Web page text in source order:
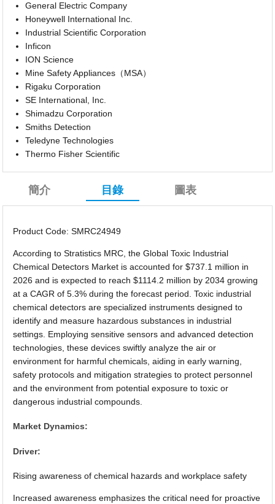
General Electric Company
Honeywell International Inc.
Industrial Scientific Corporation
Inficon
ION Science
Mine Safety Appliances（MSA）
Rigaku Corporation
SE International, Inc.
Shimadzu Corporation
Smiths Detection
Teledyne Technologies
Thermo Fisher Scientific
簡介 目錄 圖表
Product Code: SMRC24949
According to Stratistics MRC, the Global Toxic Industrial
Chemical Detectors Market is accounted for $737.1 million in
2026 and is expected to reach $1114.2 million by 2034 growing
at a CAGR of 5.3% during the forecast period. Toxic industrial
chemical detectors are specialized instruments designed to
identify and measure hazardous substances in industrial
settings. Employing sensitive sensors and advanced detection
technologies, these devices swiftly analyze the air or
environment for harmful chemicals, aiding in early warning,
safety protocols and mitigation strategies to protect personnel
and the environment from potential exposure to toxic or
dangerous industrial compounds.
Market Dynamics:
Driver:
Rising awareness of chemical hazards and workplace safety
Increased awareness emphasizes the critical need for proactive